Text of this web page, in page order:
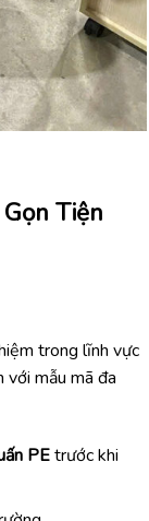
Tiện
trong lĩnh vực
với mẫu mã đa
PEtrước khi